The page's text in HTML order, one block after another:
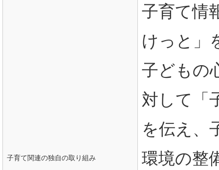
子育て関連の独自の取り組み
子育て情
けっと」
子どもの
対して「
を伝え、
環境の整